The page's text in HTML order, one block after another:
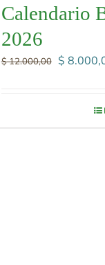
Calendario
2026
$12.000,00
El
$